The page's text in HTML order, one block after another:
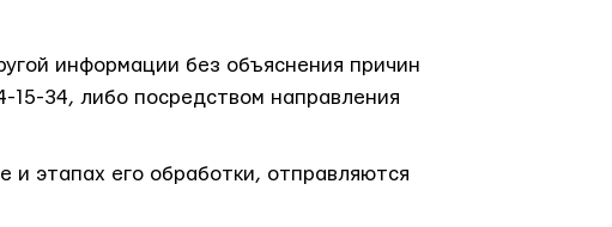
информации без объяснения причин
15-34, либо посредством направления
этапах его обработки, отправляются